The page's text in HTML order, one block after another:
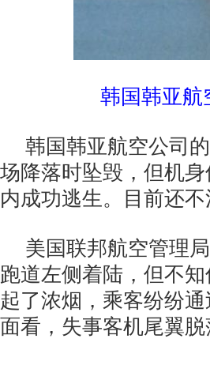
韩国韩亚航
韩国韩亚航空公司
场降落时坠毁，但机
内成功逃生。目前还
美国联邦航空管理
跑道左侧着陆，但不
起了浓烟，乘客纷纷
面看，失事客机尾翼脱